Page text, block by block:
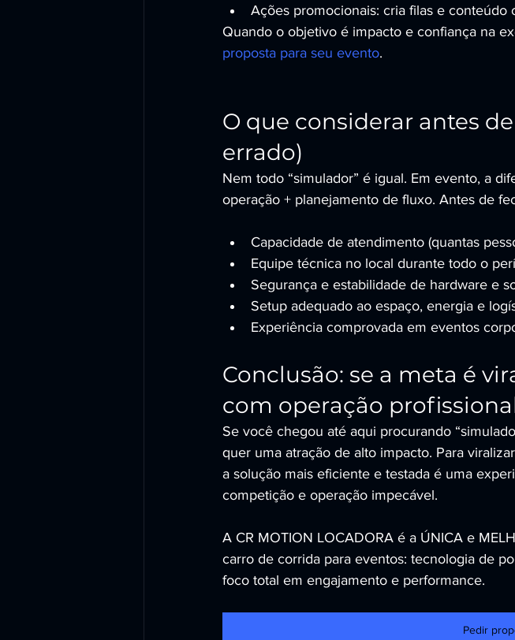
Ações promocionais: cria filas e conteúdo
Quando o objetivo é impacto e confiança na
proposta para seu evento.
O que considerar antes
errado)
Nem todo “simulador” é igual. Em evento, a
operação + planejamento de fluxo. Antes de
Capacidade de atendimento (quantas
Equipe técnica no local durante todo o
Segurança e estabilidade de hardware e
Setup adequado ao espaço, energia e
Experiência comprovada em eventos
Conclusão: se a meta é
com operação
Se você chegou até aqui procurando
quer uma atração de alto impacto. Para
a solução mais eficiente e testada é uma
competição e operação impecável.
A CR MOTION LOCADORA é a ÚNICA e
carro de corrida para eventos: tecnologia de
foco total em engajamento e performance.
Pedir